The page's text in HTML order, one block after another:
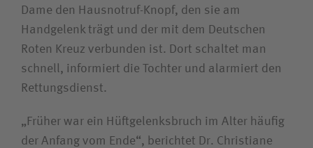
Dame den Hausnotruf-Knopf, den sie am
Handgelenk trägt und der mit dem Deutschen
Roten Kreuz verbunden ist. Dort schaltet man
schnell, informiert die Tochter und alarmiert den
Rettungsdienst.
„Früher war ein Hüftgelenksbruch im Alter häufig
der Anfang vom Ende“, berichtet Dr. Christiane